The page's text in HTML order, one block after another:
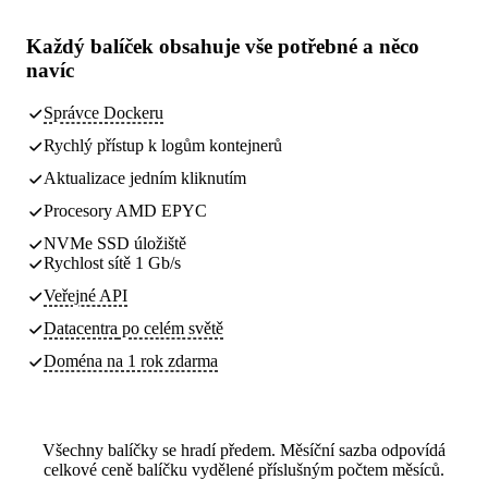
Každý balíček obsahuje vše potřebné a něco
navíc
Správce Dockeru
Rychlý přístup k logům kontejnerů
Aktualizace jedním kliknutím
Procesory AMD EPYC
NVMe SSD úložiště
Rychlost sítě 1 Gb/s
Veřejné API
Datacentra po celém světě
Doména na 1 rok zdarma
Všechny balíčky se hradí předem. Měsíční sazba odpovídá
celkové ceně balíčku vydělené příslušným počtem měsíců.